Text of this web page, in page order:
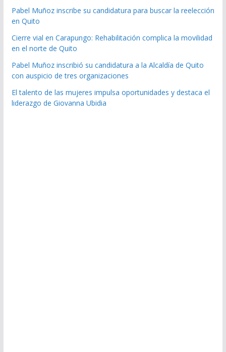
Pabel Muñoz inscribe su candidatura para buscar la reelección
en Quito
Cierre vial en Carapungo: Rehabilitación complica la movilidad
en el norte de Quito
Pabel Muñoz inscribió su candidatura a la Alcaldía de Quito
con auspicio de tres organizaciones
El talento de las mujeres impulsa oportunidades y destaca el
liderazgo de Giovanna Ubidia